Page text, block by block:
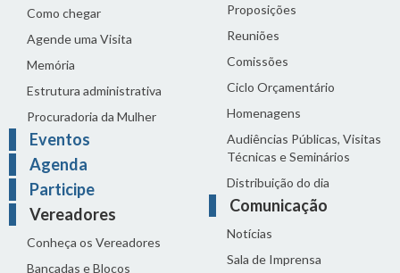
Como chegar
Agende uma Visita
Memória
Estrutura administrativa
Procuradoria da Mulher
Eventos
Agenda
Participe
Vereadores
Conheça os Vereadores
Bancadas e Blocos
Proposições
Reuniões
Comissões
Ciclo Orçamentário
Homenagens
Audiências Públicas, Visitas
Técnicas e Seminários
Distribuição do dia
Comunicação
Notícias
Sala de Imprensa